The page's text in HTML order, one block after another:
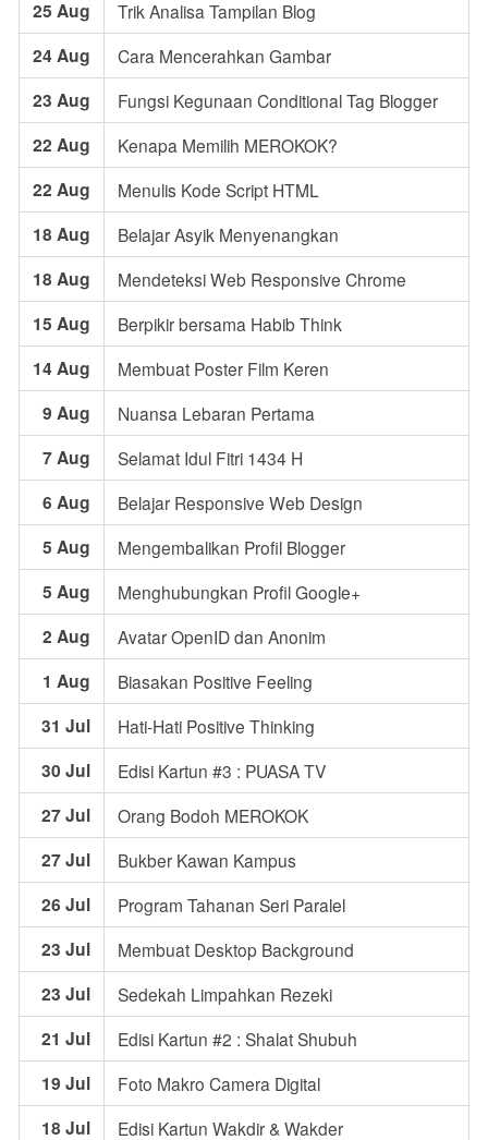
25 Aug Trik Analisa Tampilan Blog
24 Aug Cara Mencerahkan Gambar
23 Aug Fungsi Kegunaan Conditional Tag Blogger
22 Aug Kenapa Memilih MEROKOK?
22 Aug Menulis Kode Script HTML
18 Aug Belajar Asyik Menyenangkan
18 Aug Mendeteksi Web Responsive Chrome
15 Aug Berpikir bersama Habib Think
14 Aug Membuat Poster Film Keren
9 Aug Nuansa Lebaran Pertama
7 Aug Selamat Idul Fitri 1434 H
6 Aug Belajar Responsive Web Design
5 Aug Mengembalikan Profil Blogger
5 Aug Menghubungkan Profil Google+
2 Aug Avatar OpenID dan Anonim
1 Aug Biasakan Positive Feeling
31 Jul Hati-Hati Positive Thinking
30 Jul Edisi Kartun #3 : PUASA TV
27 Jul Orang Bodoh MEROKOK
27 Jul Bukber Kawan Kampus
26 Jul Program Tahanan Seri Paralel
23 Jul Membuat Desktop Background
23 Jul Sedekah Limpahkan Rezeki
21 Jul Edisi Kartun #2 : Shalat Shubuh
19 Jul Foto Makro Camera Digital
18 Jul Edisi Kartun Wakdir & Wakder